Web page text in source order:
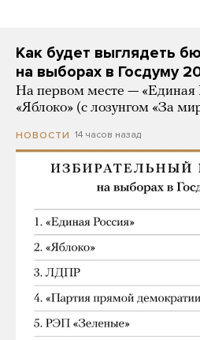
Как будет выглядеть
на выборах в Госдуму
На первом месте — «Единая
«Яблоко» (с лозунгом «За
НОВОСТИ 14 часов назад